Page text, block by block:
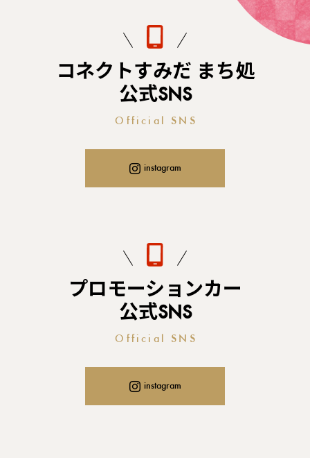
コネクトすみだ まち処
公式SNS
Official SNS
instagram
プロモーションカー
公式SNS
Official SNS
instagram